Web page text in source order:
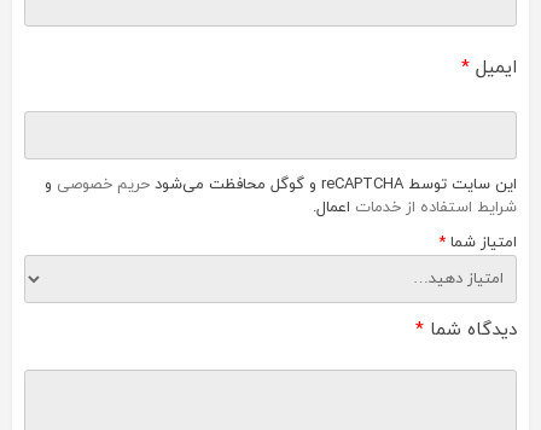
ایمیل *
این سایت توسط reCAPTCHA و گوگل محافظت می‌شود حریم خصوصی و
شرایط استفاده از خدمات اعمال.
امتیاز شما *
دیدگاه شما *